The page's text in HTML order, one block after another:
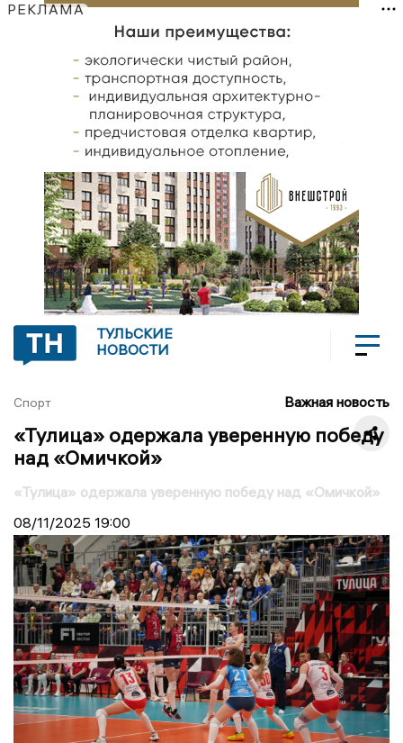
РЕКЛАМА
ТУЛЬСКИЕ
НОВОСТИ
Спорт Важная новость
«Тулица» одержала уверенную победу
над «Омичкой»
«Тулица» одержала уверенную победу над «Омичкой»
08/11/2025 19:00